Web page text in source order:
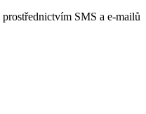
prostřednictvím SMS a e-mailů